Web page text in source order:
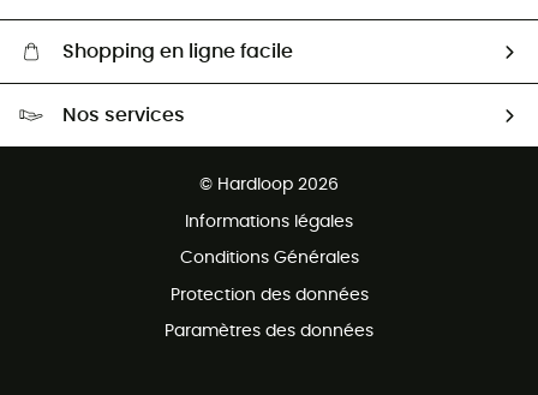
Shopping en ligne facile
Nos services
© Hardloop 2026
Informations légales
Conditions Générales
Protection des données
Paramètres des données